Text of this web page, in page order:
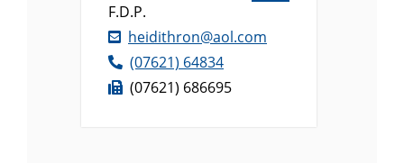
F.D.P.
heidithron@aol.com
(07621) 64834
(07621) 686695